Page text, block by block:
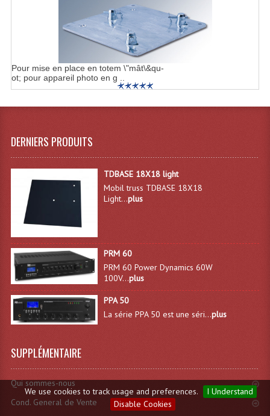
We use cookies to track usage and preferences.
I Understand
Disable Cookies
Pour mise en place en totem \"mât\&qu-
ot; pour appareil photo en g ..
DERNIERS PRODUITS
TDBASE 18X18 light
Mobil truss TDBASE 18X18
Light...plus
PRM 60
PRM 60 Power Dynamics 60W
100V...plus
PPA 50
La série PPA 50 est une séri...plus
SUPPLÉMENTAIRE
Qui sommes-nous
Cond. General de Vente